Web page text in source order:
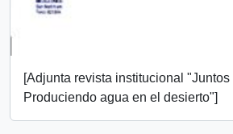
[Adjunta revista institucional "Juntos
Produciendo agua en el desierto"]